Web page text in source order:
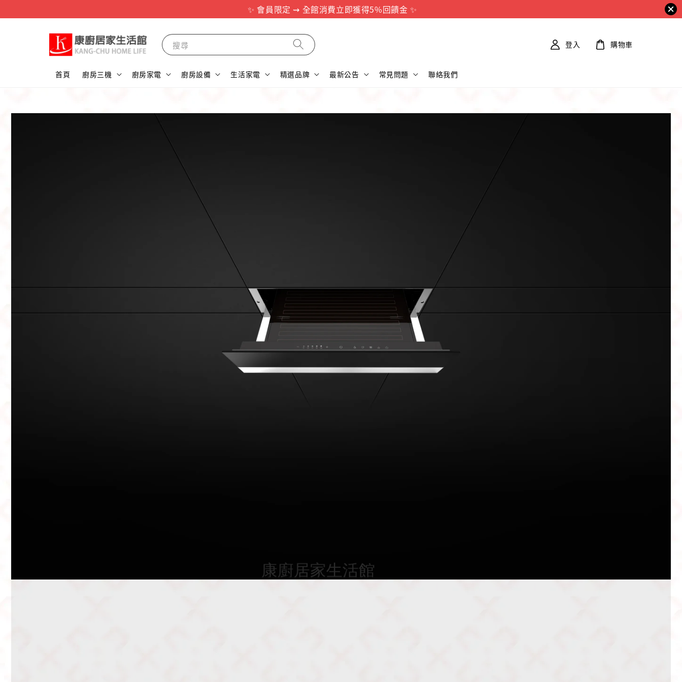
✨ 會員限定 ⇝ 全館消費立即獲得5%回饋金 ✨
搜尋
首頁 廚房三機 廚房家電 廚房設備 生活家電 精選品牌 最新公告 常見問題 聯絡我們
登入 購物車